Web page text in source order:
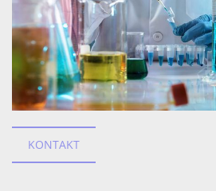
KONTAKT